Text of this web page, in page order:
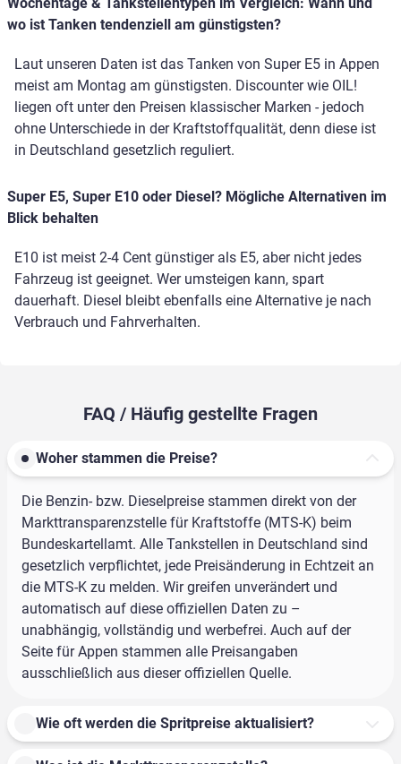
wo ist Tanken tendenziell am günstigsten?
Laut unseren Daten ist das Tanken von Super E5 in Appen
meist am Montag am günstigsten. Discounter wie OIL!
liegen oft unter den Preisen klassischer Marken - jedoch
ohne Unterschiede in der Kraftstoffqualität, denn diese ist
in Deutschland gesetzlich reguliert.
Super E5, Super E10 oder Diesel? Mögliche Alternativen im
Blick behalten
E10 ist meist 2-4 Cent günstiger als E5, aber nicht jedes
Fahrzeug ist geeignet. Wer umsteigen kann, spart
dauerhaft. Diesel bleibt ebenfalls eine Alternative je nach
Verbrauch und Fahrverhalten.
FAQ / Häufig gestellte Fragen
Woher stammen die Preise?
Die Benzin- bzw. Dieselpreise stammen direkt von der
Markttransparenzstelle für Kraftstoffe (MTS-K) beim
Bundeskartellamt. Alle Tankstellen in Deutschland sind
gesetzlich verpflichtet, jede Preisänderung in Echtzeit an
die MTS-K zu melden. Wir greifen unverändert und
automatisch auf diese offiziellen Daten zu –
unabhängig, vollständig und werbefrei. Auch auf der
Seite für Appen stammen alle Preisangaben
ausschließlich aus dieser offiziellen Quelle.
Wie oft werden die Spritpreise aktualisiert?